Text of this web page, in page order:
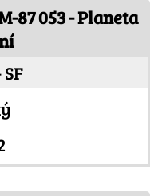
87 053 - Planeta